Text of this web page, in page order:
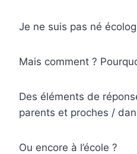
Je ne suis pas né
Mais comment ?
Des éléments de
parents et proches /
Ou encore à l’école ?